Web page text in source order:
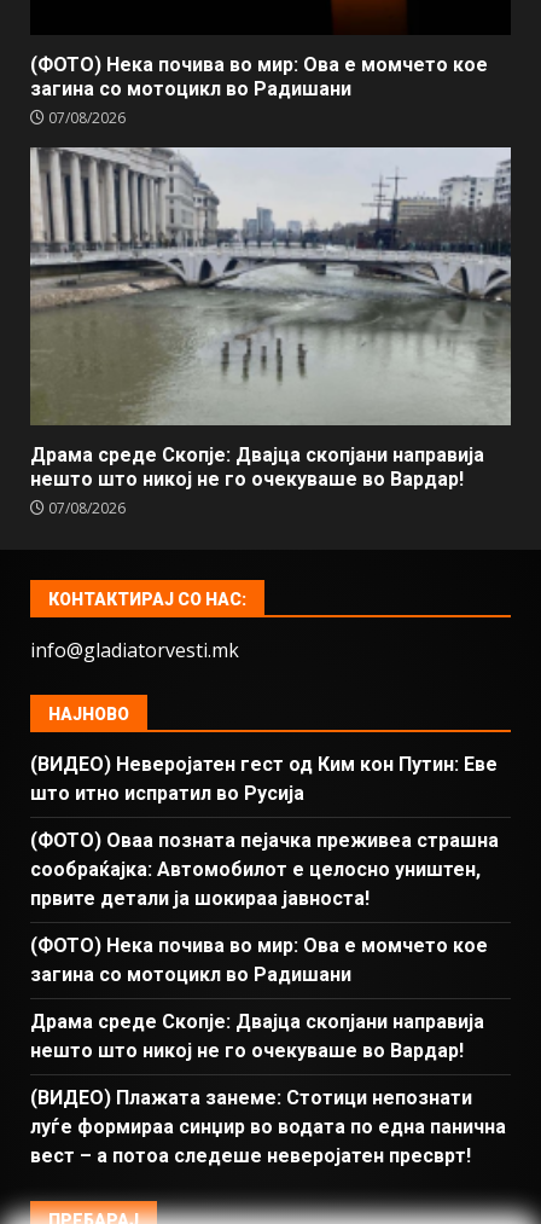
(ФОТО) Нека почива во мир: Ова е момчето кое
загина со мотоцикл во Радишани
07/08/2026
Драма среде Скопје: Двајца скопјани направија
нешто што никој не го очекуваше во Вардар!
07/08/2026
КОНТАКТИРАЈ СО НАС:
info@gladiatorvesti.mk
НАЈНОВО
(ВИДЕО) Неверојатен гест од Ким кон Путин: Еве
што итно испратил во Русија
(ФОТО) Оваа позната пејачка преживеа страшна
сообраќајка: Автомобилот е целосно уништен,
првите детали ја шокираа јавноста!
(ФОТО) Нека почива во мир: Ова е момчето кое
загина со мотоцикл во Радишани
Драма среде Скопје: Двајца скопјани направија
нешто што никој не го очекуваше во Вардар!
(ВИДЕО) Плажата занеме: Стотици непознати
луѓе формираа синџир во водата по една панична
вест – а потоа следеше неверојатен пресврт!